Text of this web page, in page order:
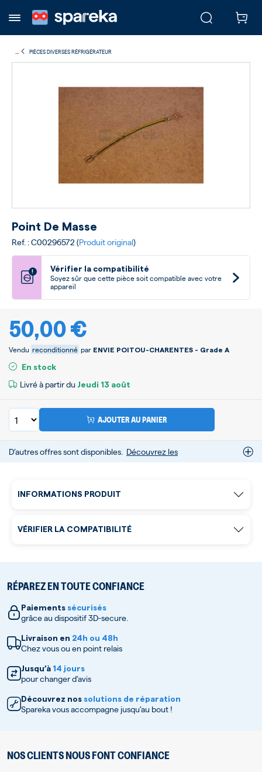
PIÈCES DIVERSES RÉFRIGÉRATEUR
Point De Masse
Ref. : C00296572 (Produit original)
! Vérifier la compatibilité
Soyez sûr que cette pièce soit compatible avec votre
appareil
50,00 €
Vendu reconditionné par ENVIE POITOU-CHARENTES - Grade A
En stock
Livré à partir du Jeudi 13 août
AJOUTER AU PANIER
D’autres offres sont disponibles. Découvrez les
INFORMATIONS PRODUIT
RÉPAREZ EN TOUTE CONFIANCE
Paiements sécurisés
grâce au dispositif 3D-secure.
Livraison en 24h ou 48h
Chez vous ou en point relais
Jusqu’à 14 jours
pour changer d’avis
Découvrez nos solutions de réparation
Spareka vous accompagne jusqu’au bout !
NOS CLIENTS NOUS FONT CONFIANCE
VÉRIFIER LA COMPATIBILITÉ